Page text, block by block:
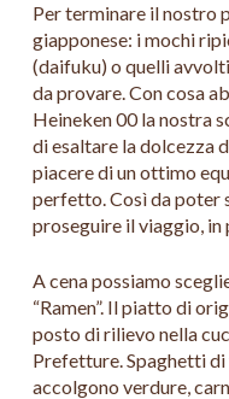
Per terminare il nostro
giapponese: i mochi
(daifuku) o quelli
da provare. Con cosa
Heineken 00 la nostra
di esaltare la dolcezza
piacere di un ottimo
perfetto. Così da poter
proseguire il viaggio, in
A cena possiamo
“Ramen”. Il piatto di
posto di rilievo nella
Prefetture. Spaghetti
accolgono verdure,